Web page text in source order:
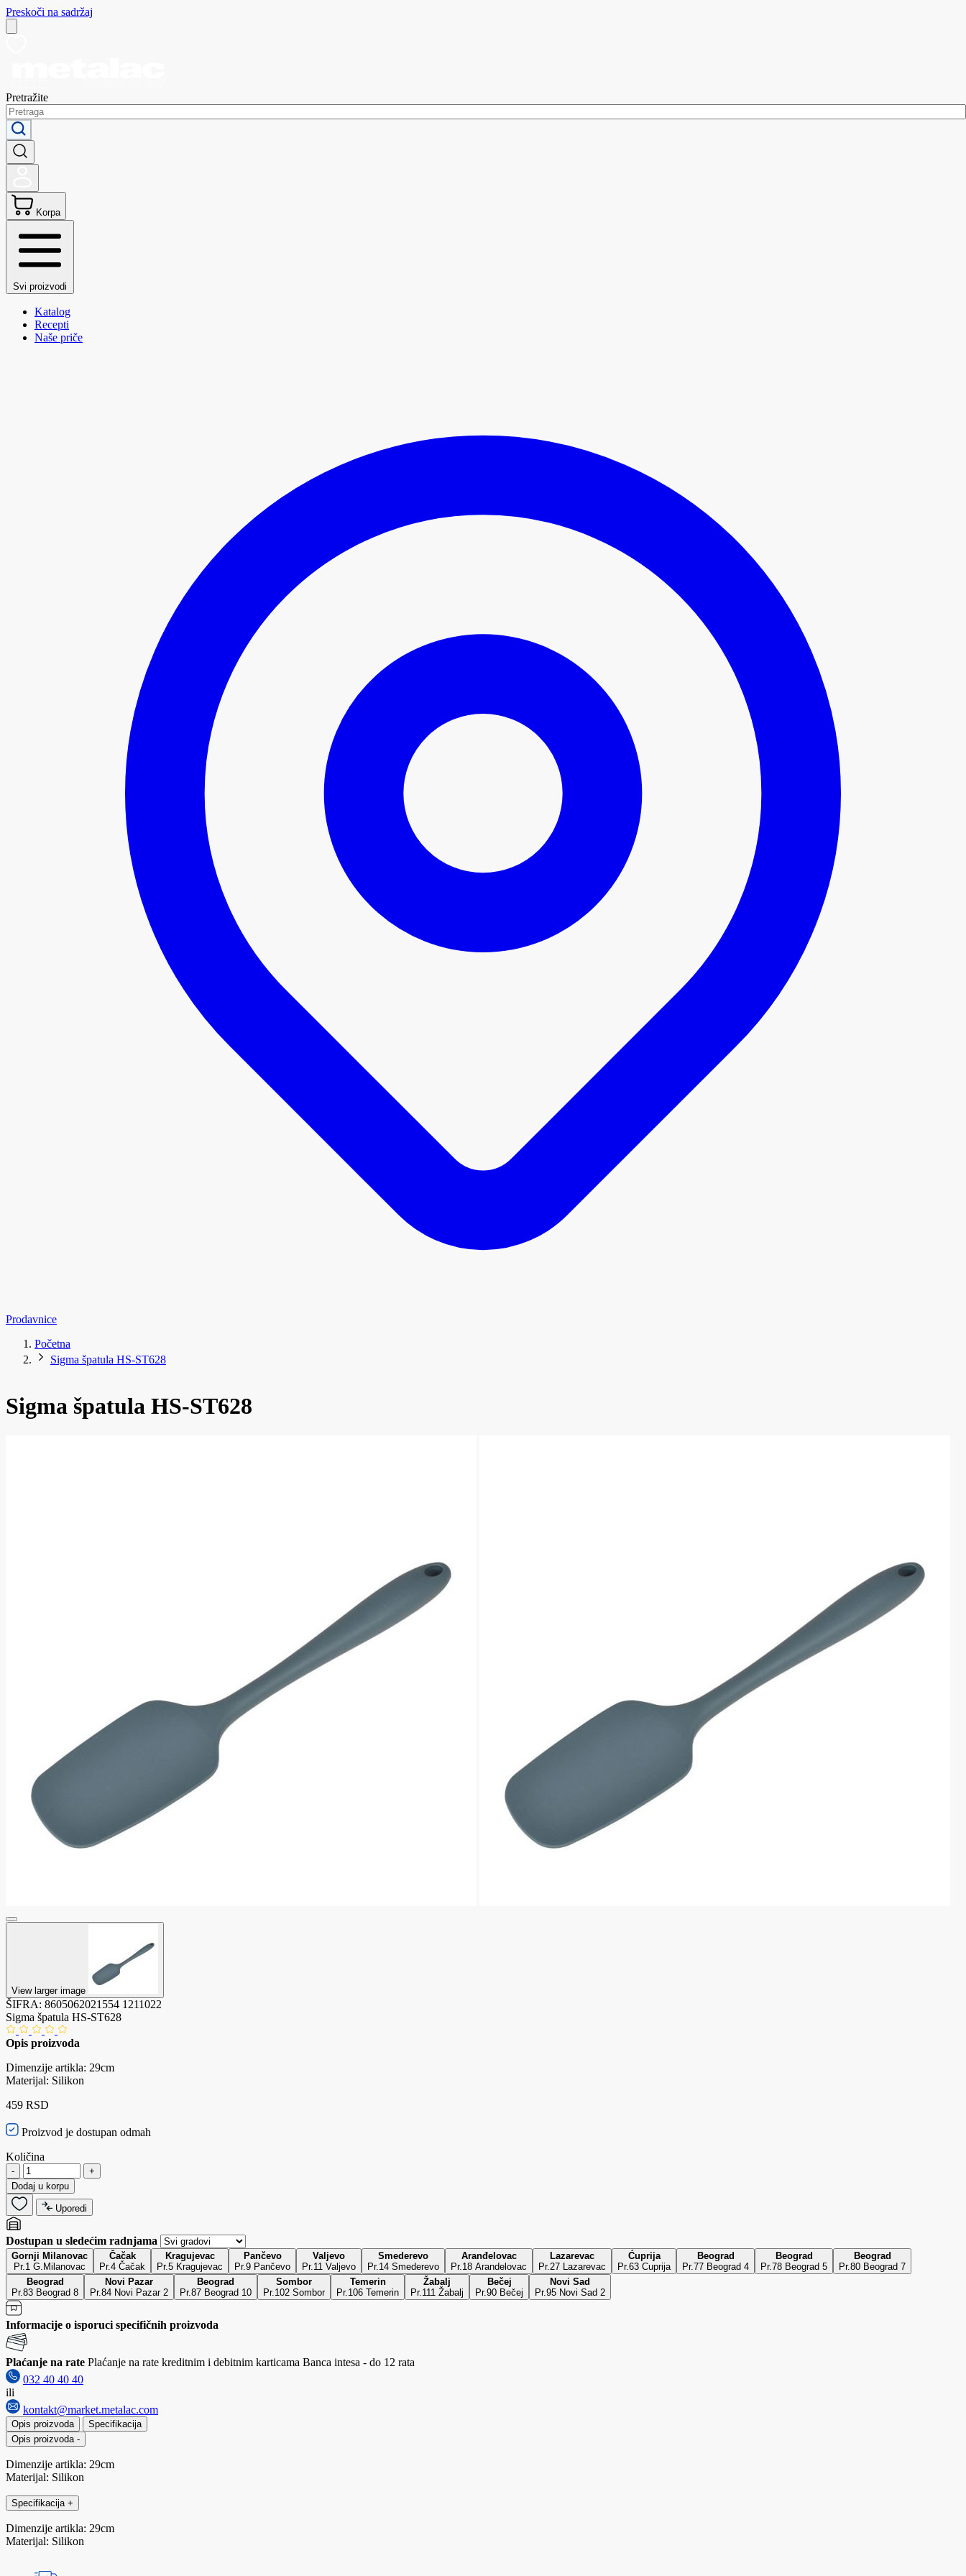
Preskoči na sadržaj
Pretražite
Korpa
Svi proizvodi
Katalog
Recepti
Naše priče
Prodavnice
Početna
Sigma špatula HS-ST628
Sigma špatula HS-ST628
View larger image
ŠIFRA: 8605062021554 1211022
Sigma špatula HS-ST628
Opis proizvoda
Dimenzije artikla: 29cm
Materijal: Silikon
459 RSD
Proizvod je dostupan odmah
Količina
-
+
Dodaj u korpu
Uporedi
Dostupan u sledećim radnjama
Gornji Milanovac
Pr.1 G.Milanovac
Čačak
Pr.4 Čačak
Kragujevac
Pr.5 Kragujevac
Pančevo
Pr.9 Pančevo
Valjevo
Pr.11 Valjevo
Smederevo
Pr.14 Smederevo
Aranđelovac
Pr.18 Arandelovac
Lazarevac
Pr.27 Lazarevac
Ćuprija
Pr.63 Cuprija
Beograd
Pr.77 Beograd 4
Beograd
Pr.78 Beograd 5
Beograd
Pr.80 Beograd 7
Beograd
Pr.83 Beograd 8
Novi Pazar
Pr.84 Novi Pazar 2
Beograd
Pr.87 Beograd 10
Sombor
Pr.102 Sombor
Temerin
Pr.106 Temerin
Žabalj
Pr.111 Žabalj
Bečej
Pr.90 Bečej
Novi Sad
Pr.95 Novi Sad 2
Informacije o isporuci specifičnih proizvoda
Plaćanje na rate Plaćanje na rate kreditnim i debitnim karticama Banca intesa - do 12 rata
032 40 40 40
ili
kontakt@market.metalac.com
Opis proizvoda
Specifikacija
Opis proizvoda -
Dimenzije artikla: 29cm
Materijal: Silikon
Specifikacija +
Dimenzije artikla: 29cm
Materijal: Silikon